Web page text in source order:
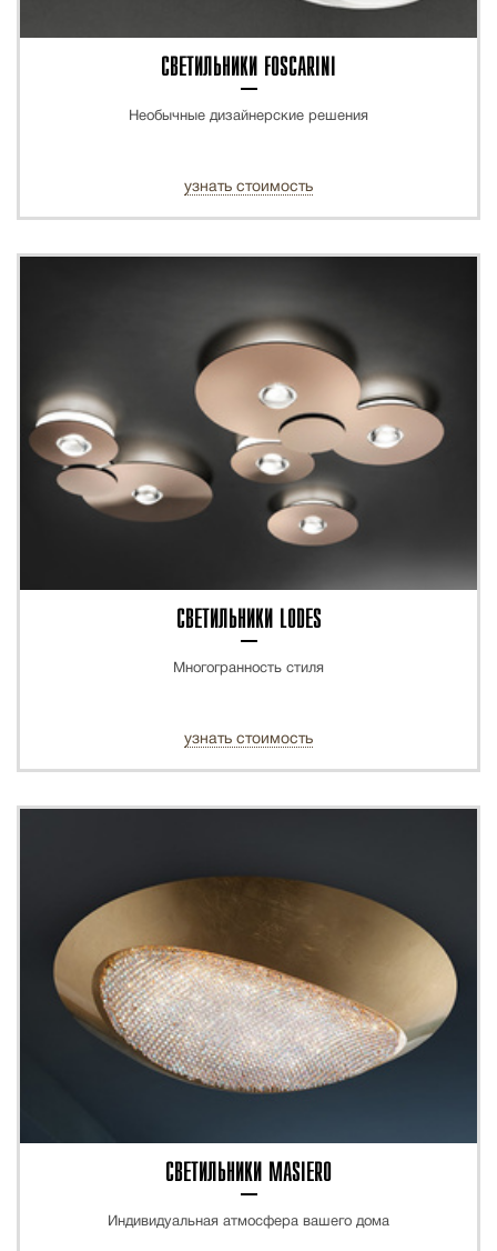
СВЕТИЛЬНИКИ FOSCARINI
Необычные дизайнерские решения
узнать стоимость
СВЕТИЛЬНИКИ LODES
Многогранность стиля
узнать стоимость
СВЕТИЛЬНИКИ MASIERO
Индивидуальная атмосфера вашего дома